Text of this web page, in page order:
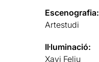
Escenografia:
Artestudi
Il·luminació:
Xavi Feliu